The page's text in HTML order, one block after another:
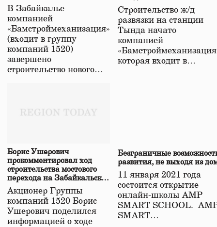
строительстве нового моста
в Забайкалье
В Забайкалье
компанией
«Бамстроймеханизация»
(входит в группу
компаний 1520)
завершено
строительство нового…
Строительство ж/д
развязки на станции
Тында начато
компанией
которая входит в…
Борис Ушерович
прокомментировал ход
строительства мостового
перехода на Забайкальской
железной дороге
Акционер Группы
компаний 1520 Борис
Ушерович поделился
информацией о ходе
Безграничные
развития, не выходя из
11 января 2021 года
состоится открытие
онлайн-школы АМР
SMART SCHOOL.
SMART…